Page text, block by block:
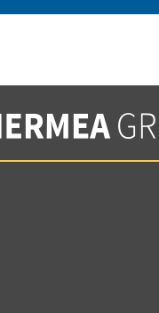
e-mail
с нашей